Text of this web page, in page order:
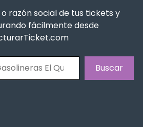
razón social de tus tickets y
fácilmente desde
Buscar
Buscar